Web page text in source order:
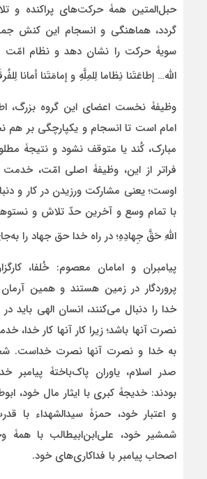
حبل‌المتین همۀ حرکت‌های پراکنده و
گردد، هماهنگی و انسجام این کنش
سویۀ حرکت را نشان دهد و نظام امّت
اللّه… إطاعَتَنا نِظاما لِلمِلَّهِ و إمامَتَنا أمانا
وظیفۀ نخست اعضای این گروه بزرگ،
امام است تا انسجام و یکپارچگی بر هم
مبارک، کُند یا متوقف نشود و نتیجۀ
فراتر از این، وظیفۀ اصلی امّت،
اوست؛ یعنی مشارکت ورزیدن در کار و
با تمام وسع و آخرین حدّ تلاش و
اللَّهِ حَقَّ جِهادِهِ؛ در راه خدا حق جهاد را
پیامبران و امامان معصوم: خُلفا،
پروردگار در زمین هستند و همین
خدا را دنبال می‌کنند، انسان الهی
نصرت آنها باشد؛ زیرا کار آنها کار خدا،
به خدا و نصرت آنها نصرت خداست.
صدر اسلام، یاوران پاک‌باختۀ پیامبر
بودند: خدیجۀ کبری با ایثار مال خود،
و اعتبار خود، حمزۀ سیدالشهداء با
شمشیر خود، علی‌ابن‌ابیطالب با همۀ
اصحاب پیامبر با فداکاری‌های خود.